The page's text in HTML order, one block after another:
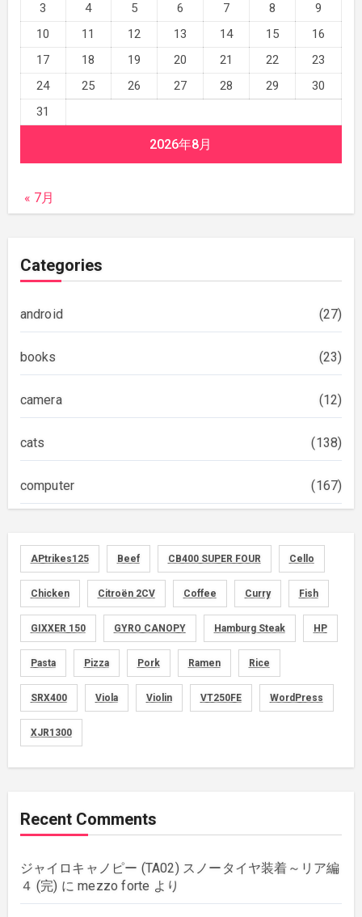
2026年8月
3
4 5 6 7 8
9
10
11 12 13 14 15
16
17
18 19 20 21 22
23
24
25 26 27 28 29
30
31
« 7月
Categories
android (27)
books (23)
camera (12)
cats (138)
computer (167)
foods (155)
graphics (134)
memo
motorcycle (149)
movies
plants
rebuilding (6)
APtrikes125 Beef CB400 SUPER FOUR Cello
Chicken Citroën 2CV Coffee Curry Fish
GIXXER 150 GYRO CANOPY Hamburg Steak HP
Pasta Pizza Pork Ramen Rice
SRX400 Viola Violin VT250FE WordPress
XJR1300
Recent Comments
ジャイロキャノピー (TA02) スノータイヤ装着～リア編
４ (完) にmezzo forte より